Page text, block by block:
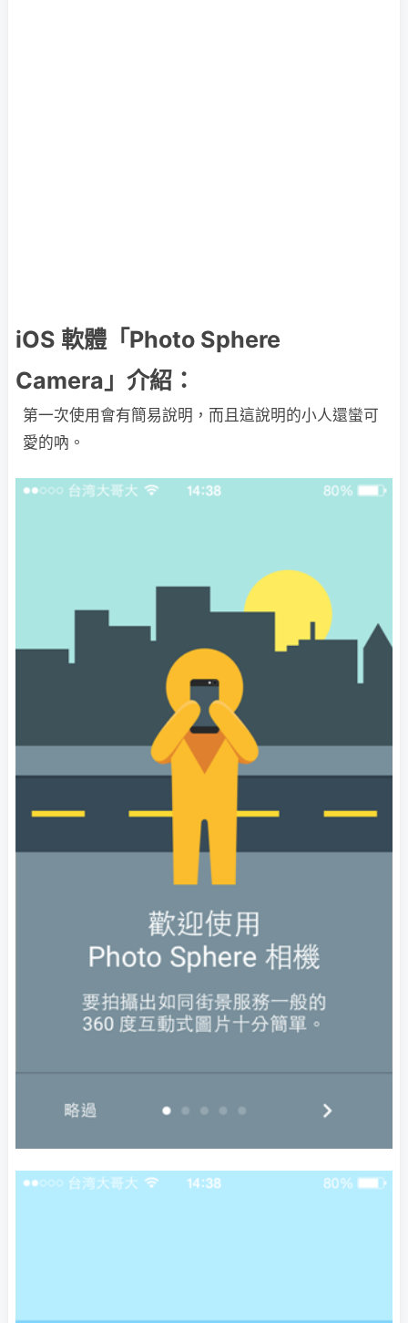
iOS 軟體「Photo Sphere
Camera」介紹：
第一次使用會有簡易說明，而且這說明的小人還蠻可
愛的吶。